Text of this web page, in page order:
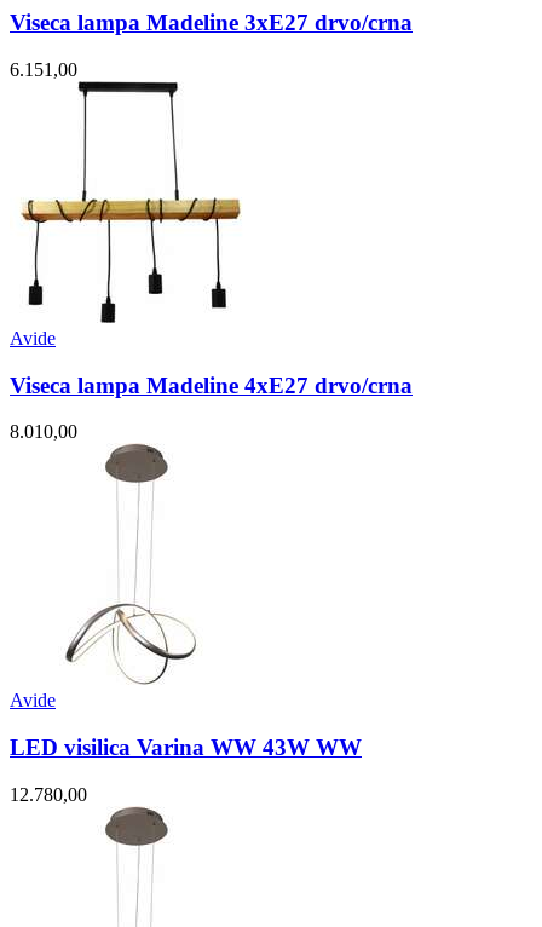
Viseca lampa Madeline 3xE27 drvo/crna
6.151,00
Avide
Viseca lampa Madeline 4xE27 drvo/crna
8.010,00
Avide
LED visilica Varina WW 43W WW
12.780,00